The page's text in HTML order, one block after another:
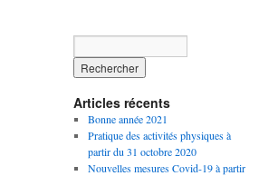
Articles récents
Bonne année 2021
Pratique des activités physiques à
partir du 31 octobre 2020
Nouvelles mesures Covid-19 à partir